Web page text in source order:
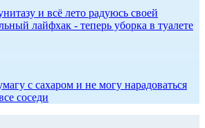
и всё лето радуюсь своей
лайфхак - теперь уборка в туалете
с сахаром и не могу нарадоваться
соседи